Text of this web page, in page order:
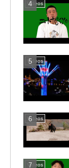
Videos
Videos
Videos
Videos